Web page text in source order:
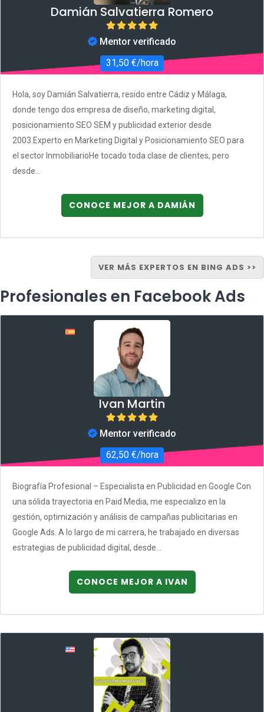
Damián Salvatierra Romero
Mentor verificado
31,50 €/hora
Hola, soy Damián Salvatierra, resido entre Cádiz y Málaga,
donde tengo dos empresa de diseño, marketing digital,
posicionamiento SEO SEM y publicidad exterior desde
2003.Experto en Marketing Digital y Posicionamiento SEO para
el sector InmobiliarioHe tocado toda clase de clientes, pero
desde...
CONOCE MEJOR A DAMIÁN
VER MÁS EXPERTOS EN BING ADS >>
Profesionales en Facebook Ads
Ivan Martin
Mentor verificado
62,50 €/hora
Biografía Profesional – Especialista en Publicidad en Google Con
una sólida trayectoria en Paid Media, me especializo en la
gestión, optimización y análisis de campañas publicitarias en
Google Ads. A lo largo de mi carrera, he trabajado en diversas
estrategias de publicidad digital, desde...
CONOCE MEJOR A IVAN